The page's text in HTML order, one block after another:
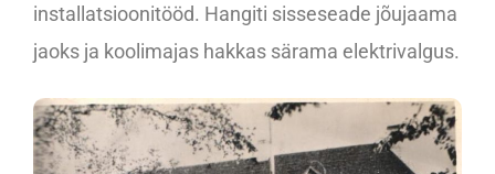
installatsioonitööd. Hangiti sisseseade jõujaama
jaoks ja koolimajas hakkas särama elektrivalgus.